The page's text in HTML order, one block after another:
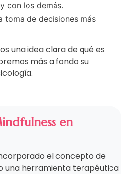
con los demás.
toma de decisiones más
una idea clara de qué es
más a fondo su
en
el concepto de
una herramienta terapéutica